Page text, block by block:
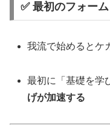
✅ 最初のフォー
我流で始めるとケ
最初に「基礎を学
げが加速する